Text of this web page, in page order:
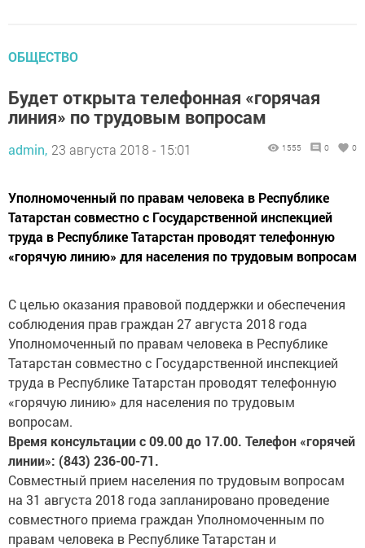
ОБЩЕСТВО
Будет открыта телефонная «горячая
линия» по трудовым вопросам
admin, 23 августа 2018 - 15:01 1555 0 0
Уполномоченный по правам человека в Республике
Татарстан совместно с Государственной инспекцией
труда в Республике Татарстан проводят телефонную
«горячую линию» для населения по трудовым вопросам
С целью оказания правовой поддержки и обеспечения
соблюдения прав граждан 27 августа 2018 года
Уполномоченный по правам человека в Республике
Татарстан совместно с Государственной инспекцией
труда в Республике Татарстан проводят телефонную
«горячую линию» для населения по трудовым
вопросам.
Время консультации с 09.00 до 17.00. Телефон «горячей
линии»: (843) 236-00-71.
Совместный прием населения по трудовым вопросам
на 31 августа 2018 года запланировано проведение
совместного приема граждан Уполномоченным по
правам человека в Республике Татарстан и